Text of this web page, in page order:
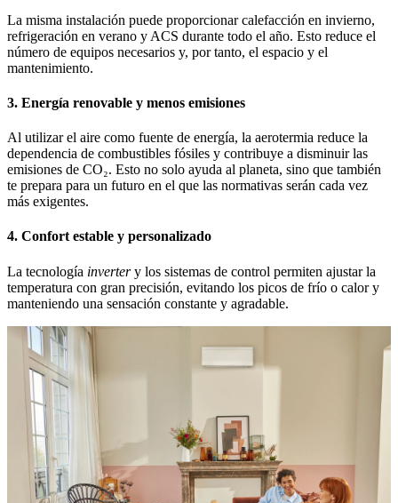
La misma instalación puede proporcionar calefacción en invierno,
refrigeración en verano y ACS durante todo el año. Esto reduce el
número de equipos necesarios y, por tanto, el espacio y el
mantenimiento.
3. Energía renovable y menos emisiones
Al utilizar el aire como fuente de energía, la aerotermia reduce la
dependencia de combustibles fósiles y contribuye a disminuir las
emisiones de CO₂. Esto no solo ayuda al planeta, sino que también
te prepara para un futuro en el que las normativas serán cada vez
más exigentes.
4. Confort estable y personalizado
La tecnología invertery los sistemas de control permiten ajustar la
temperatura con gran precisión, evitando los picos de frío o calor y
manteniendo una sensación constante y agradable.